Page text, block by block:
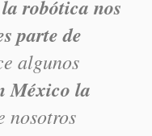
la robótica nos
parte de
algunos
México la
nosotros